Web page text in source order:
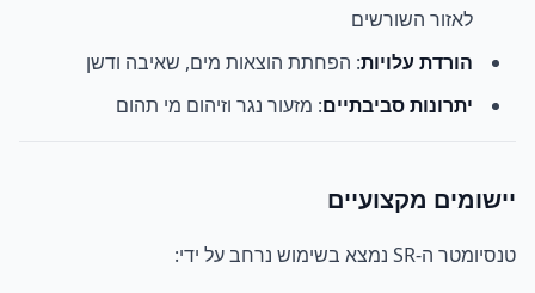
לאזור השורשים
הורדת עלויות: הפחתת הוצאות מים, שאיבה ודשן
יתרונות סביבתיים: מזעור נגר וזיהום מי תהום
יישומים מקצועיים
טנסיומטר ה-SR נמצא בשימוש נרחב על ידי: